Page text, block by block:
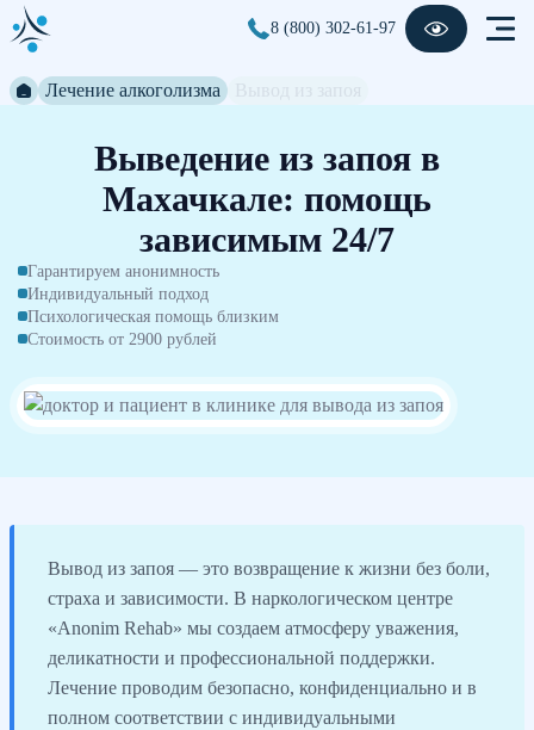
8 (800) 302-61-97
Лечение алкоголизма
Выведение из запоя в
Махачкале: помощь
зависимым 24/7
Гарантируем анонимность
Индивидуальный подход
Психологическая помощь близким
Стоимость от 2900 рублей
Вывод из запоя — это возвращение к жизни без боли,
страха и зависимости. В наркологическом центре
«Anonim Rehab» мы создаем атмосферу уважения,
деликатности и профессиональной поддержки.
Лечение проводим безопасно, конфиденциально и в
полном соответствии с индивидуальными